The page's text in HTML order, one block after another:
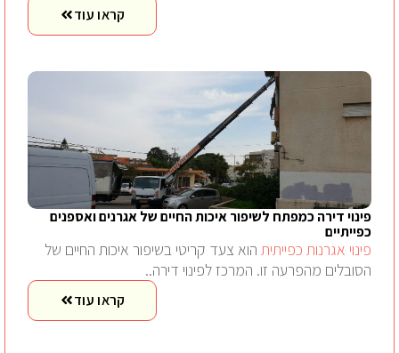
קראו עוד
פינוי דירה כמפתח לשיפור איכות החיים של אגרנים ואספנים
כפייתיים
פינוי אגרנות כפייתית הוא צעד קריטי בשיפור איכות החיים של
הסובלים מהפרעה זו. המרכז לפינוי דירה..
קראו עוד